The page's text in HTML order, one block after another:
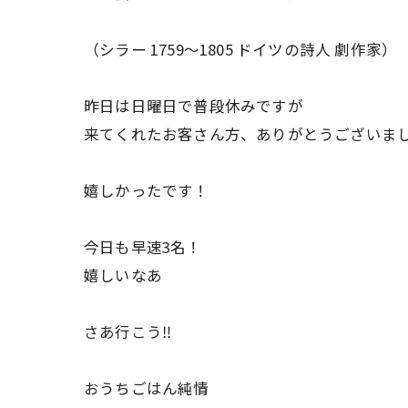
（シラー 1759〜1805 ドイツの詩人 劇作家）
昨日は日曜日で普段休みですが
来てくれたお客さん方、ありがとうございま
嬉しかったです！
今日も早速3名！
嬉しいなあ
さあ行こう‼️
おうちごはん純情